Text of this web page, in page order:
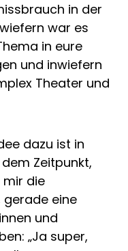
in der
war es
in eure
und inwiefern
Theater und
dazu ist in
Zeitpunkt,
mir die
gerade eine
und
„Ja super,